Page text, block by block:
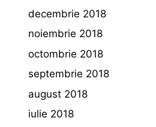
decembrie 2018
noiembrie 2018
octombrie 2018
septembrie 2018
august 2018
iulie 2018